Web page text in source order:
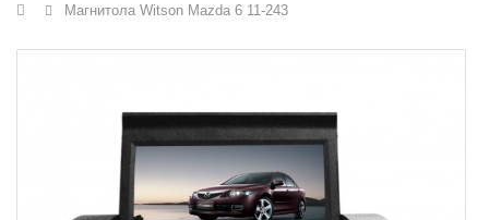
Главная
Магнитола Witson Mazda 6 11-243